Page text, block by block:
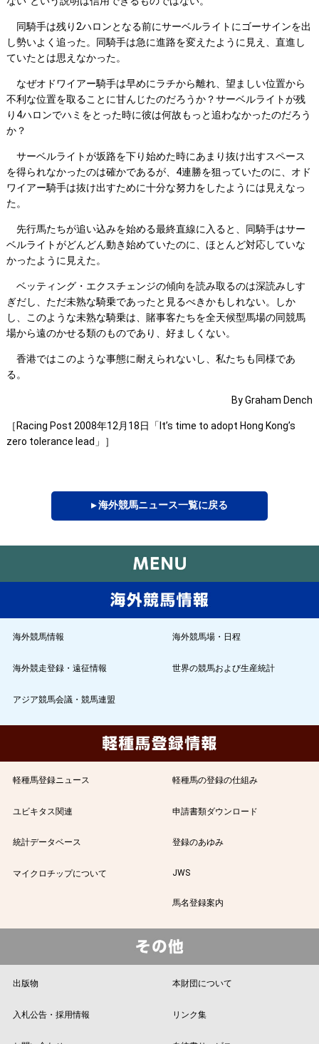
同騎手は残り2ハロンとなる前にサーベルライトにゴーサインを出
し勢いよく追った。同騎手は急に進路を変えたように見え、直進し
ていたとは思えなかった。
なぜオドワイアー騎手は早めにラチから離れ、望ましい位置から
不利な位置を取ることに甘んじたのだろうか？サーベルライトが残
り4ハロンでハミをとった時に彼は何故もっと追わなかったのだろう
か？
サーベルライトが坂路を下り始めた時にあまり抜け出すスペース
を得られなかったのは確かであるが、4連勝を狙っていたのに、オド
ワイアー騎手は抜け出すために十分な努力をしたようには見えなっ
た。
先行馬たちが追い込みを始める最終直線に入ると、同騎手はサー
ベルライトがどんどん動き始めていたのに、ほとんど対応していな
かったように見えた。
ベッティング・エクスチェンジの傾向を読み取るのは深読みしす
ぎだし、ただ未熟な騎乗であったと見るべきかもしれない。しか
し、このような未熟な騎乗は、賭事客たちを全天候型馬場の同競馬
場から遠のかせる類のものであり、好ましくない。
香港ではこのような事態に耐えられないし、私たちも同様であ
る。
By Graham Dench
［Racing Post 2008年12月18日「It’s time to adopt Hong Kong’s
zero tolerance lead」］
▸ 海外競馬ニュース一覧に戻る
海外競馬情報 海外競馬場・日程
海外競走登録・遠征情報 世界の競馬および生産統計
アジア競馬会議・競馬連盟
軽種馬登録ニュース 軽種馬の登録の仕組み
ユビキタス関連 申請書類ダウンロード
統計データベース 登録のあゆみ
マイクロチップについて JWS
馬名登録案内
出版物 本財団について
入札公告・採用情報 リンク集